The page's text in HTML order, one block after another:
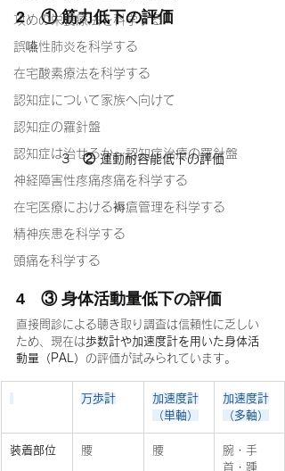
攻めの栄養療法を科学する
誤嚥性肺炎を科学する
在宅酸素療法を科学する
認知症について家族へ向けて
認知症の羅針盤
認知症は治せるか～認知症治療の羅針盤
神経障害性疼痛疼痛を科学する
在宅医療における褥瘡管理を科学する
精神疾患を科学する
頭痛を科学する
2　① 筋力低下の評価
3　② 運動耐容能低下の評価
4　③ 身体活動量低下の評価
直接問診による聴き取り調査は信頼性に乏しい
ため、現在は歩数計や加速度計を用いた身体活
動量（PAL） の評価が試みられています。
万歩計
加速度計
（単軸）
加速度計
（多軸）
装着部位 腰 腰
腕・手
首・踵